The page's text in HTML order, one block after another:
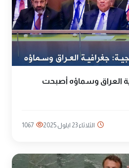
العراق وسماؤه أصبحت
الثلاثاء 23 ايلول 2025 1067